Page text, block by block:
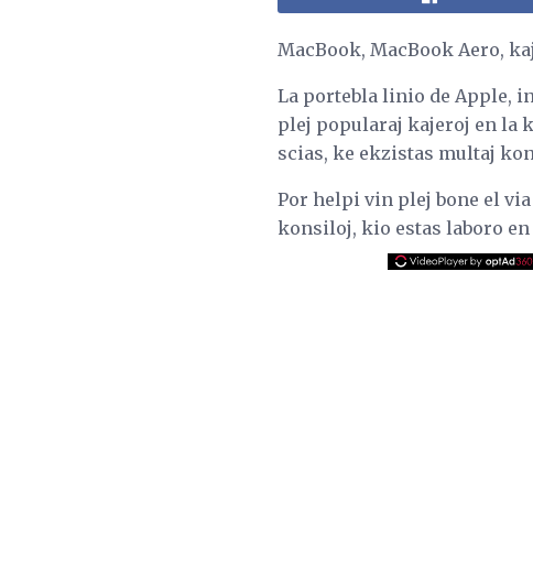
MacBook, MacBook Aero,
La portebla linio de Apple,
plej popularaj kajeroj en la
scias, ke ekzistas multaj
Por helpi vin plej bone el
konsiloj, kio estas laboro